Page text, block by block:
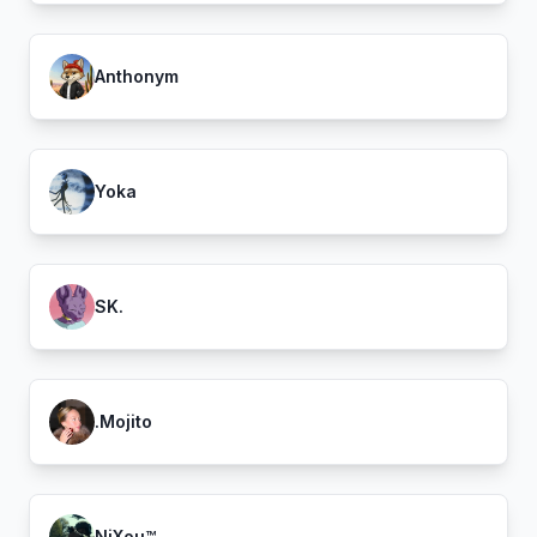
Anthonym
Yoka
SK.
.Mojito